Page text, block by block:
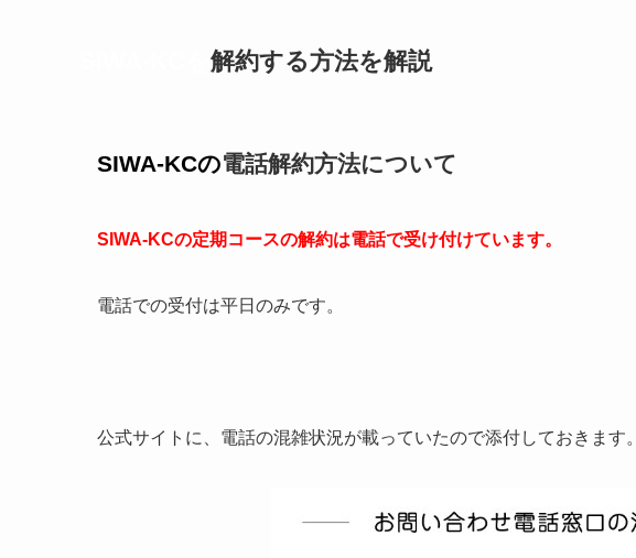
解約する方法を解説
SIWA-KCの電話解約方法について
SIWA-KCの定期コースの解約は電話で受け付けています。
電話での受付は平日のみです。
公式サイトに、電話の混雑状況が載っていたので添付しておきます。